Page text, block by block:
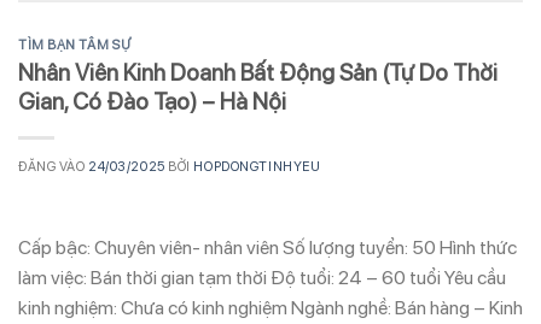
TÌM BẠN TÂM SỰ
Nhân Viên Kinh Doanh Bất Động Sản (Tự Do Thời
Gian, Có Đào Tạo) – Hà Nội
ĐĂNG VÀO 24/03/2025 BỞI HOPDONGTINHYEU
Cấp bậc: Chuyên viên- nhân viên Số lượng tuyển: 50 Hình thức
làm việc: Bán thời gian tạm thời Độ tuổi: 24 – 60 tuổi Yêu cầu
kinh nghiệm: Chưa có kinh nghiệm Ngành nghề: Bán hàng – Kinh